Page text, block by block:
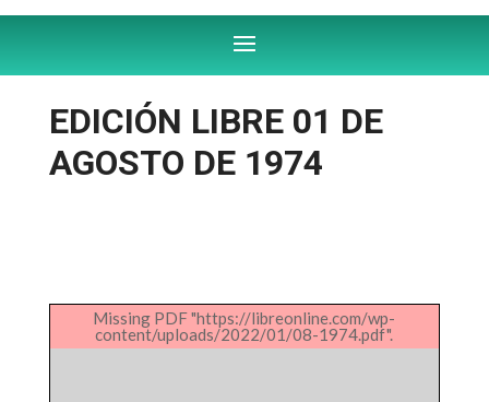
EDICIÓN LIBRE 01 DE
AGOSTO DE 1974
Missing PDF "https://libreonline.com/wp-
content/uploads/2022/01/08-1974.pdf".